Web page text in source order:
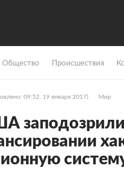
Общество Происшествия
09:52, 19 января 2017) Мир